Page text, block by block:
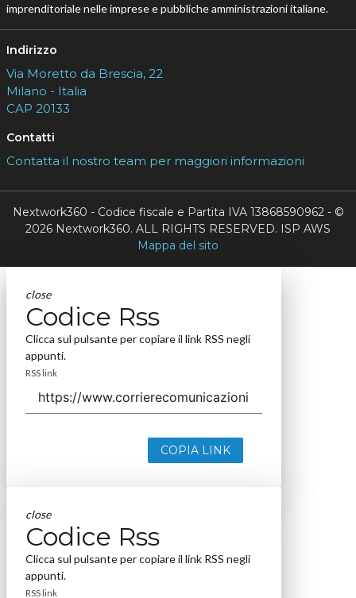
imprenditoriale nelle imprese e pubbliche amministrazioni italiane.
Indirizzo
Via Moretto da Brescia, 22
Milano - Italia
CAP 20133
Contatti
Contatta il nostro team per maggiori informazioni
Nextwork360 - Codice fiscale e Partita IVA 13868590962 - ©
2026 Nextwork360. ALL RIGHTS RESERVED. ISP AWS
Mappa del sito
close
Codice Rss
Clicca sul pulsante per copiare il link RSS negli
appunti.
RSS link
COPIA LINK
close
Codice Rss
Clicca sul pulsante per copiare il link RSS negli
appunti.
RSS link